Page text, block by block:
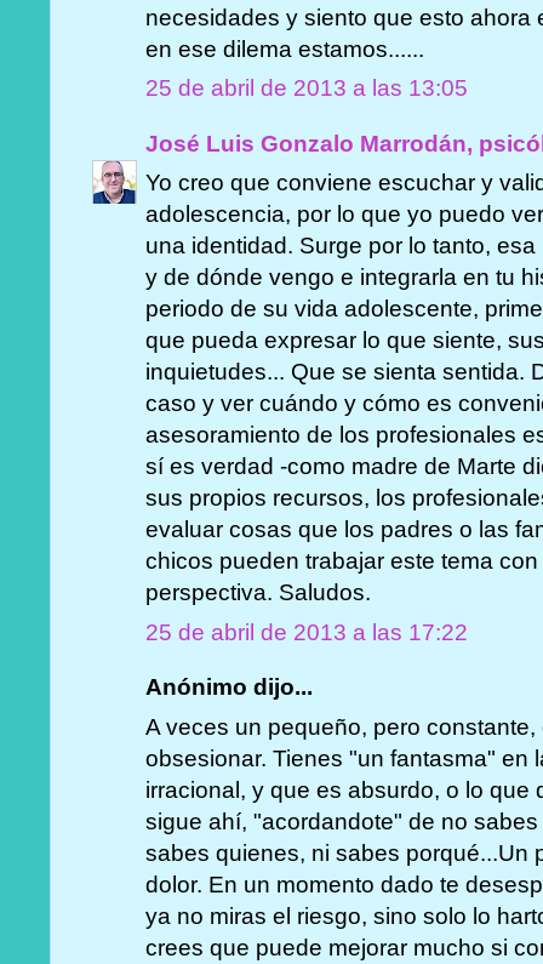
necesidades y siento que esto ahora
en ese dilema estamos......
25 de abril de 2013 a las 13:05
José Luis Gonzalo Marrodán,
Yo creo que conviene escuchar y
adolescencia, por lo que yo puedo
una identidad. Surge por lo tanto,
y de dónde vengo e integrarla en tu
periodo de su vida adolescente,
que pueda expresar lo que siente,
inquietudes... Que se sienta sentida.
caso y ver cuándo y cómo es
asesoramiento de los profesionales
sí es verdad -como madre de Marte
sus propios recursos, los
evaluar cosas que los padres o las
chicos pueden trabajar este tema
perspectiva. Saludos.
25 de abril de 2013 a las 17:22
Anónimo dijo...
A veces un pequeño, pero
obsesionar. Tienes "un fantasma" en
irracional, y que es absurdo, o lo que
sigue ahí, "acordandote" de no
sabes quienes, ni sabes porqué...Un
dolor. En un momento dado te
ya no miras el riesgo, sino solo lo
crees que puede mejorar mucho si